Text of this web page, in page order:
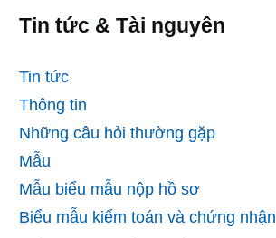
Tin tức & Tài nguyên
Tin tức
Thông tin
Những câu hỏi thường gặp
Mẫu
Mẫu biểu mẫu nộp hồ sơ
Biểu mẫu kiểm toán và chứng nhận